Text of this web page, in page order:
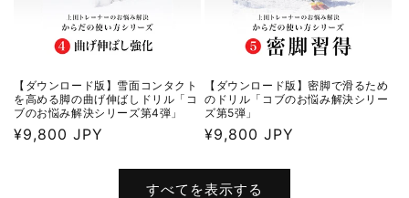
【ダウンロード版】雪面コンタクト
を高める脚の曲げ伸ばしドリル「コ
ブのお悩み解決シリーズ第4弾」
通
¥9,800 JPY
【ダウンロード版】密脚で滑るため
のドリル「コブのお悩み解決シリー
ズ第5弾」
通
価
格
¥9,800 JPY
すべてを表示する